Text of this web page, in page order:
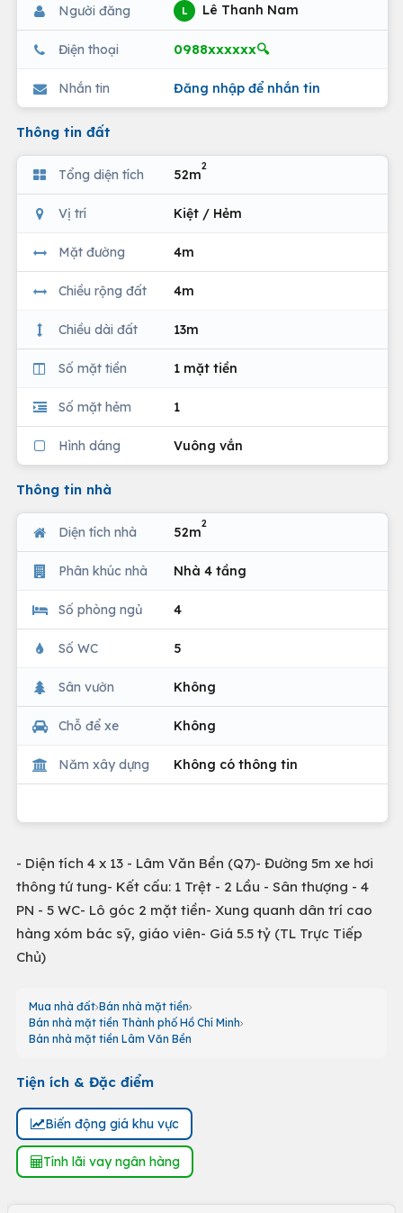
Người đăng L Lê Thanh Nam
Điện thoại 0988xxxxxx🔍
Nhắn tin Đăng nhập để nhắn tin
Thông tin đất
Tổng diện tích 52m
2
Vị trí Kiệt / Hẻm
Mặt đường 4m
Chiều rộng đất 4m
Chiều dài đất 13m
Số mặt tiền 1 mặt tiền
Số mặt hẻm 1
Hình dáng Vuông vắn
Thông tin nhà
Diện tích nhà 52m
2
Phân khúc nhà Nhà 4 tầng
Số phòng ngủ 4
Số WC 5
Sân vườn Không
Chỗ để xe Không
Năm xây dựng Không có thông tin
- Diện tích 4 x 13 - Lâm Văn Bền (Q7)- Đường 5m xe hơi
thông tứ tung- Kết cấu: 1 Trệt - 2 Lầu - Sân thượng - 4
PN - 5 WC- Lô góc 2 mặt tiền- Xung quanh dân trí cao
hàng xóm bác sỹ, giáo viên- Giá 5.5 tỷ (TL Trực Tiếp
Chủ)
Mua nhà đất Bán nhà mặt tiền
Bán nhà mặt tiền Thành phố Hồ Chí Minh
Bán nhà mặt tiền Lâm Văn Bền
Tiện ích & Đặc điểm
Biến động giá khu vực
Tính lãi vay ngân hàng